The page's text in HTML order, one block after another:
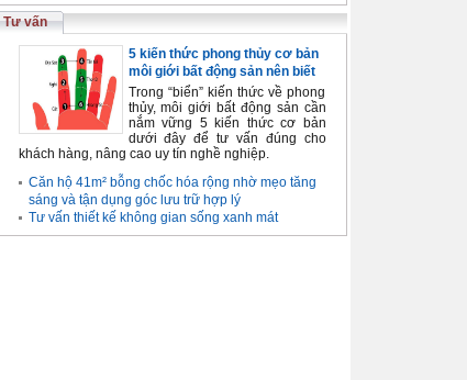
Tư vấn
5 kiến thức phong thủy cơ bản
môi giới bất động sản nên biết
Trong “biển” kiến thức về phong
thủy, môi giới bất động sản cần
nắm vững 5 kiến thức cơ bản
dưới đây để tư vấn đúng cho
khách hàng, nâng cao uy tín nghề nghiệp.
Căn hộ 41m² bỗng chốc hóa rộng nhờ mẹo tăng
sáng và tận dụng góc lưu trữ hợp lý
Tư vấn thiết kế không gian sống xanh mát